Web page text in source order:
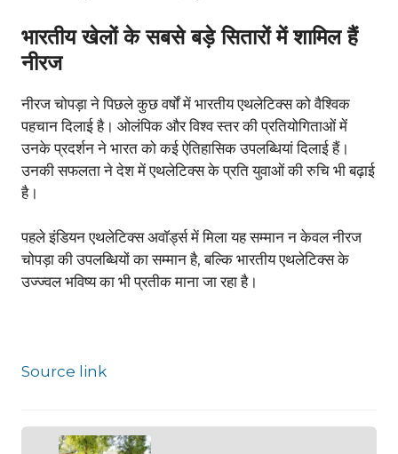
भारतीय खेलों के सबसे बड़े सितारों में शामिल हैं
नीरज
नीरज चोपड़ा ने पिछले कुछ वर्षों में भारतीय एथलेटिक्स को वैश्विक
पहचान दिलाई है। ओलंपिक और विश्व स्तर की प्रतियोगिताओं में
उनके प्रदर्शन ने भारत को कई ऐतिहासिक उपलब्धियां दिलाई हैं।
उनकी सफलता ने देश में एथलेटिक्स के प्रति युवाओं की रुचि भी बढ़ाई
है।
पहले इंडियन एथलेटिक्स अवॉर्ड्स में मिला यह सम्मान न केवल नीरज
चोपड़ा की उपलब्धियों का सम्मान है, बल्कि भारतीय एथलेटिक्स के
उज्ज्वल भविष्य का भी प्रतीक माना जा रहा है।
Source link